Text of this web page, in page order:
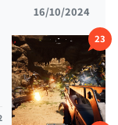
16/10/2024
23